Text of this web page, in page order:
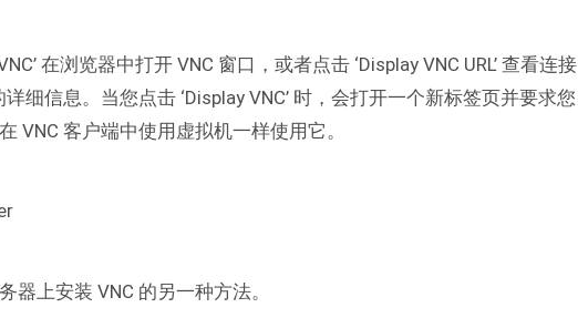
在浏览器中打开 VNC 窗口，或者点击 ‘Display VNC URL’ 查看连接
细信息。当您点击 ‘Display VNC’ 时，会打开一个新标签页并要求您
VNC 客户端中使用虚拟机一样使用它。
器上安装 VNC 的另一种方法。